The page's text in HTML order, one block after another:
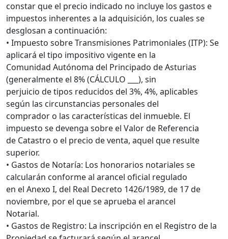
constar que el precio indicado no incluye los gastos e
impuestos inherentes a la adquisición, los cuales se
desglosan a continuación:
• Impuesto sobre Transmisiones Patrimoniales (ITP): Se
aplicará el tipo impositivo vigente en la
Comunidad Autónoma del Principado de Asturias
(generalmente el 8% (CÁLCULO ___), sin
perjuicio de tipos reducidos del 3%, 4%, aplicables
según las circunstancias personales del
comprador o las características del inmueble. El
impuesto se devenga sobre el Valor de Referencia
de Catastro o el precio de venta, aquel que resulte
superior.
• Gastos de Notaría: Los honorarios notariales se
calcularán conforme al arancel oficial regulado
en el Anexo I, del Real Decreto 1426/1989, de 17 de
noviembre, por el que se aprueba el arancel
Notarial.
• Gastos de Registro: La inscripción en el Registro de la